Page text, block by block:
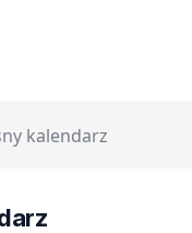
kalendarz